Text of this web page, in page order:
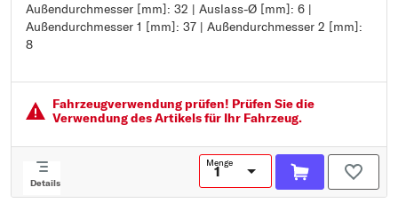
Außendurchmesser [mm]: 32 | Auslass-Ø [mm]: 6 |
Außendurchmesser 1 [mm]: 37 | Außendurchmesser 2 [mm]:
8
Höhe [mm]: 142
Außendurchmesser [mm]: 32
Auslass-Ø [mm]: 6
Außendurchmesser 2 [mm]: 8
Fahrzeugver­wendung prüfen! Prüfen Sie die
Verwendung des Artikels für Ihr Fahrzeug.
Details
Menge